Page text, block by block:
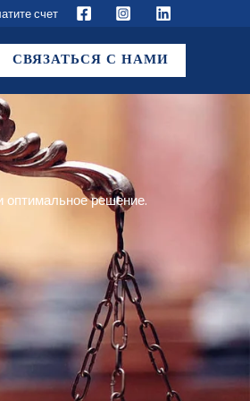
счет
СВЯЗАТЬСЯ С НАМИ
решение.